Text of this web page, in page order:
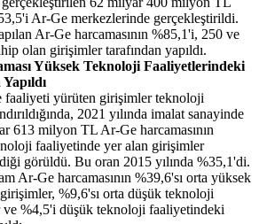
Ar-Ge merkezlerinde gerçekleştirildi.
Ar-Ge harcamasının %85,1'i, 250 ve
olan girişimler tarafından yapıldı.
Yüksek Teknoloji Faaliyetlerindeki
faaliyeti yürüten girişimler teknoloji
2021 yılında imalat sanayinde
613 milyon TL Ar-Ge harcamasının
faaliyetinde yer alan girişimler
görüldü. Bu oran 2015 yılında %35,1'di.
Ar-Ge harcamasının %39,6'sı orta yüksek
%9,6'sı orta düşük teknoloji
%4,5'i düşük teknoloji faaliyetindeki